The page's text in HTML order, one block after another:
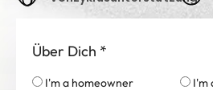
Vollzyklusunterstützung